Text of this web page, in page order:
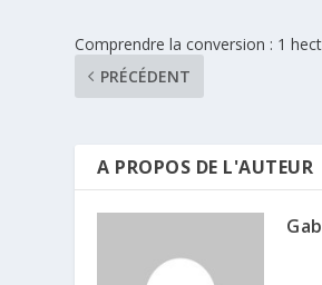
Comprendre la conversion : 1
PRÉCÉDENT
A PROPOS DE L'AUTEUR